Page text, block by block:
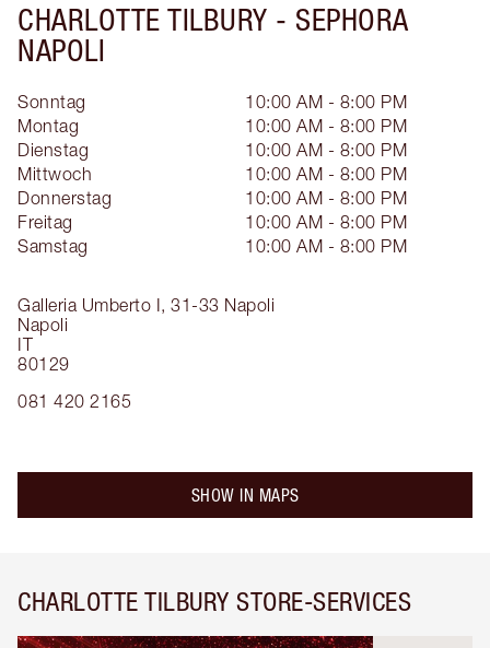
CHARLOTTE TILBURY - SEPHORA
NAPOLI
Galleria Umberto I, 31-33 Napoli
Napoli
IT
80129
081 420 2165
Sonntag
10:00 AM - 8:00 PM
Montag
10:00 AM - 8:00 PM
Dienstag
10:00 AM - 8:00 PM
Mittwoch
10:00 AM - 8:00 PM
Donnerstag
10:00 AM - 8:00 PM
Freitag
10:00 AM - 8:00 PM
Samstag
10:00 AM - 8:00 PM
SHOW IN MAPS
CHARLOTTE TILBURY STORE-SERVICES